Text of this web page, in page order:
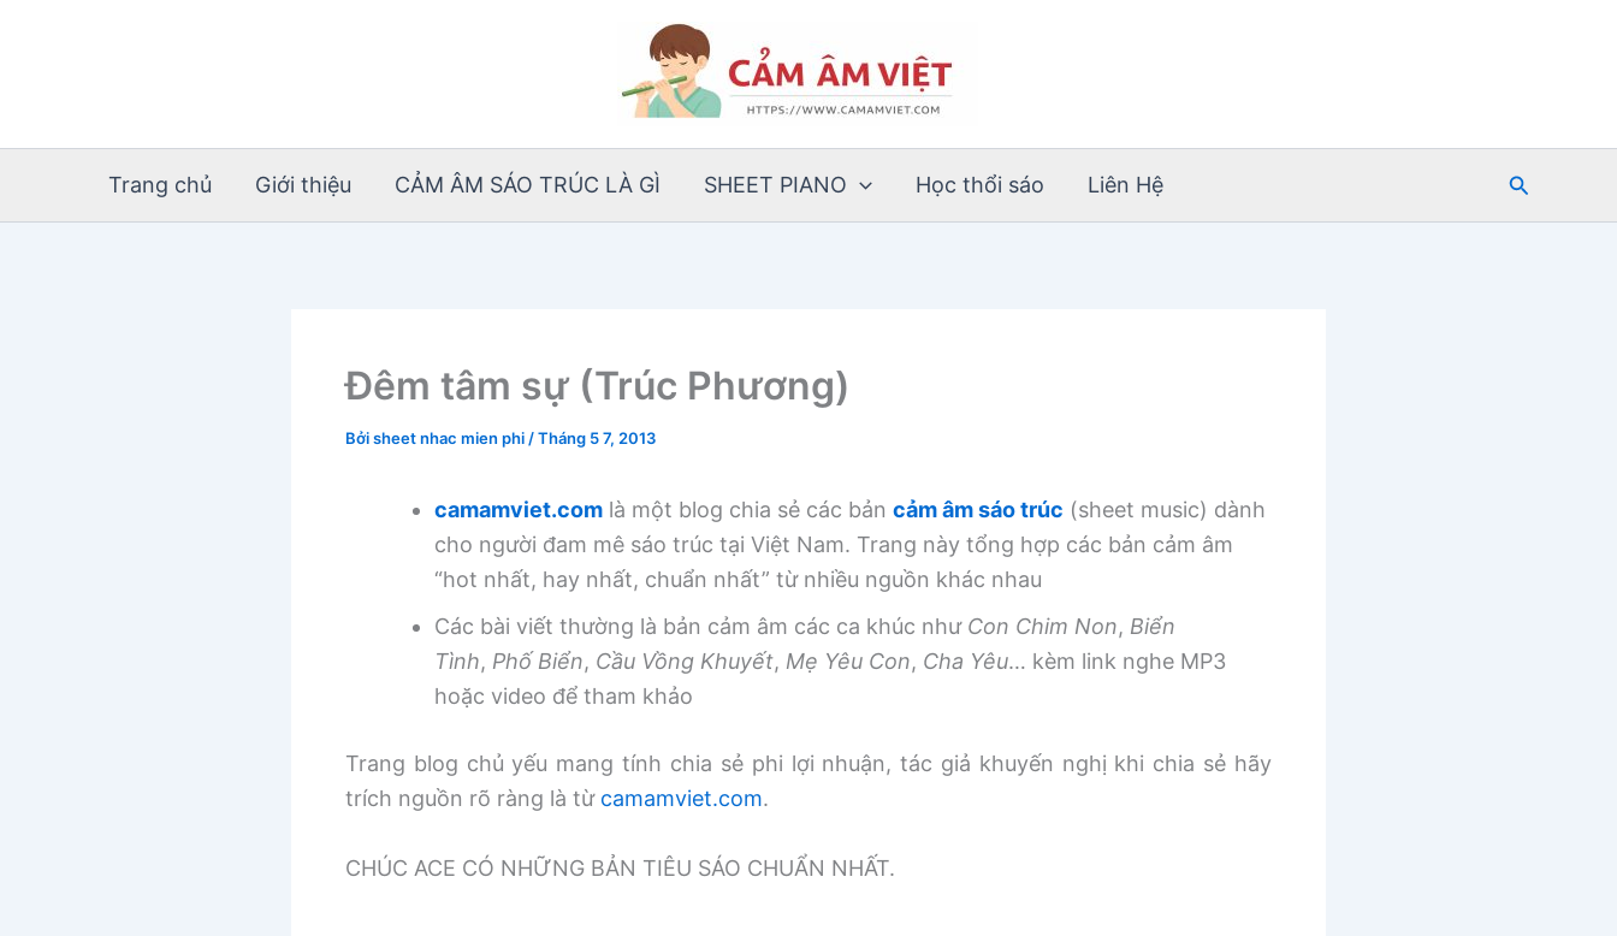
Trang chủ Giới thiệu CẢM ÂM SÁO TRÚC LÀ GÌ SHEET PIANO Học thổi sáo Liên Hệ
Tìm
Đêm tâm sự (Trúc Phương)
Bởisheet nhac mien phi /Tháng 5 7, 2013
camamviet.com là một blog chia sẻ các bản cảm âm sáo trúc (sheet music) dành
cho người đam mê sáo trúc tại Việt Nam. Trang này tổng hợp các bản cảm âm
“hot nhất, hay nhất, chuẩn nhất” từ nhiều nguồn khác nhau
Các bài viết thường là bản cảm âm các ca khúc như Con Chim Non, Biển
Tình, Phố Biển, Cầu Vồng Khuyết, Mẹ Yêu Con, Cha Yêu… kèm link nghe MP3
hoặc video để tham khảo
Trang blog chủ yếu mang tính chia sẻ phi lợi nhuận, tác giả khuyến nghị khi chia sẻ hãy
trích nguồn rõ ràng là từ camamviet.com.
CHÚC ACE CÓ NHỮNG BẢN TIÊU SÁO CHUẨN NHẤT.